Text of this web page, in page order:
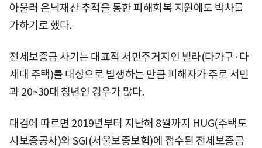
아울러 은닉재산 추적을 통한 피해회복 지원에도 박차를
가하기로 했다.
전세보증금 사기는 대표적 서민주거지인 빌라(다가구·다
세대 주택)를 대상으로 발생하는 만큼 피해자가 주로 서민
과 20~30대 청년인 경우가 많다.
대검에 따르면 2019년부터 지난해 8월까지 HUG(주택도
시보증공사)와 SGI(서울보증보험)에 접수된 전세보증금